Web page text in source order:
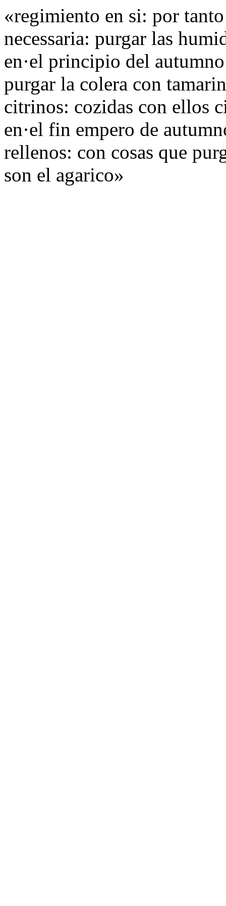
«regimiento en si: por
necessaria: purgar las
en·el principio del
purgar la colera con
citrinos: cozidas con ellos
en·el fin empero de
rellenos: con cosas que
son el agarico»